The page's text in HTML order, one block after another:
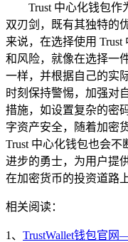
Trust 中心化钱包
双刃剑，既有其独特的
来说，在选择使用
和风险，就像在选择一
一样，并根据自己的实
时刻保持警惕，加强对
措施，如设置复杂的密
字资产安全，随着加密
Trust 中心化钱包也会
进步的勇士，为用户提
在加密货币的投资道路
相关阅读：
1、 TrustWallet钱包官